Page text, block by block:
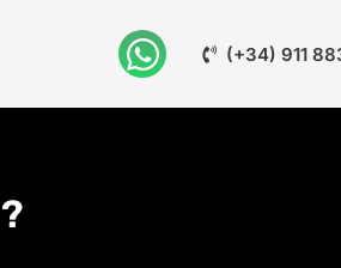
(+34) 911